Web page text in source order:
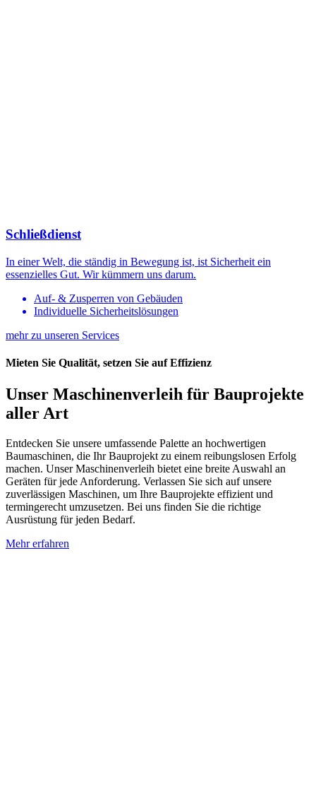
Schließdienst
In einer Welt, die ständig in Bewegung ist, ist Sicherheit ein
essenzielles Gut. Wir kümmern uns darum.
Auf- & Zusperren von Gebäuden
Individuelle Sicherheitslösungen
mehr zu unseren Services
Mieten Sie Qualität, setzen Sie auf Effizienz
Unser Maschinenverleih für Bauprojekte
aller Art
Entdecken Sie unsere umfassende Palette an hochwertigen
Baumaschinen, die Ihr Bauprojekt zu einem reibungslosen Erfolg
machen. Unser Maschinenverleih bietet eine breite Auswahl an
Geräten für jede Anforderung. Verlassen Sie sich auf unsere
zuverlässigen Maschinen, um Ihre Bauprojekte effizient und
termingerecht umzusetzen. Bei uns finden Sie die richtige
Ausrüstung für jeden Bedarf.
Mehr erfahren